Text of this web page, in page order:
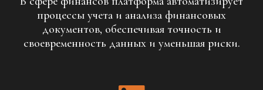
процессы учета и анализа финансовых
документов, обеспечивая точность и
своевременность данных и уменьшая риски.